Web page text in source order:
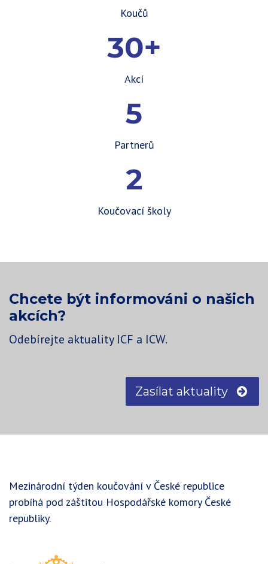
Koučů
30+
Akcí
5
Partnerů
2
Koučovací školy
Chcete být informováni o našich
akcích?
Odebírejte aktuality ICF a ICW.
Zasílat aktuality
Mezinárodní týden koučování v České republice
probíhá pod záštitou Hospodářské komory České
republiky.